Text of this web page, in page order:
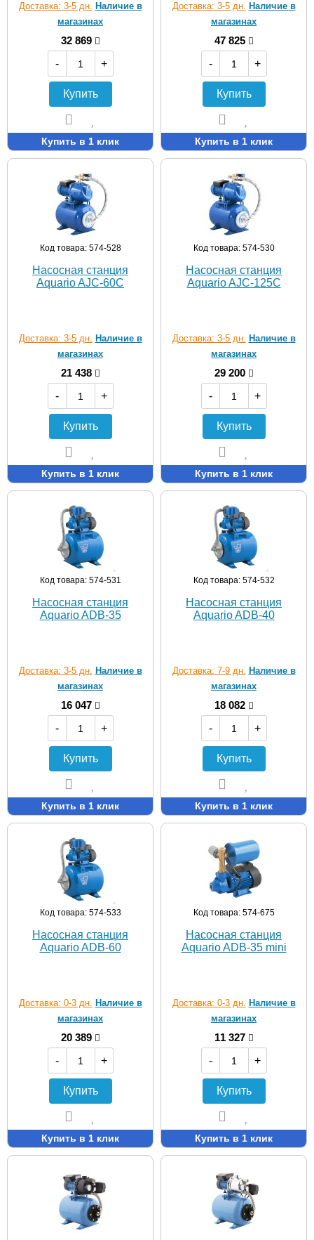
Доставка: 3-5 дн. Наличие в
магазинах
32 869
-
+
Купить
Купить в 1 клик
Доставка: 3-5 дн. Наличие в
магазинах
47 825
-
+
Купить
Купить в 1 клик
Код товара: 574-528
Насосная станция
Aquario AJC-60C
Доставка: 3-5 дн. Наличие в
магазинах
21 438
-
+
Купить
Купить в 1 клик
Код товара: 574-530
Насосная станция
Aquario AJC-125C
Доставка: 3-5 дн. Наличие в
магазинах
29 200
-
+
Купить
Купить в 1 клик
Код товара: 574-531
Насосная станция
Aquario ADB-35
Доставка: 3-5 дн. Наличие в
магазинах
16 047
-
+
Купить
Купить в 1 клик
Код товара: 574-532
Насосная станция
Aquario ADB-40
Доставка: 7-9 дн. Наличие в
магазинах
18 082
-
+
Купить
Купить в 1 клик
Код товара: 574-533
Насосная станция
Aquario ADB-60
Доставка: 0-3 дн. Наличие в
магазинах
20 389
-
+
Купить
Купить в 1 клик
Код товара: 574-675
Насосная станция
Aquario ADB-35 mini
Доставка: 0-3 дн. Наличие в
магазинах
11 327
-
+
Купить
Купить в 1 клик